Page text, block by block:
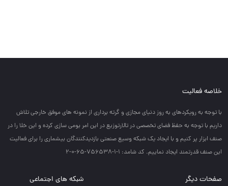
خلاصه فعالیت
با توجه به رويكردهاي به روز دنياي مجازي و گرته برداري از نمونه هاي موفق خارجي تلاش
داريم با توجه به حفظ فضاي تخصصي در تالارتوزيع در اين امر بومي سازي كرده و اين خلا را در
صنف ابزار پر كنيم و با ايجاد يك شبكه وسيع صنعتي بازديدكنندگان بيشماري را براي فعاليت
اين صنف قدرتمند ايجاد نماييم. کد شامد: 1-1-756538-65-0-2
صفحات دیگر
شبکه های اجتماعی